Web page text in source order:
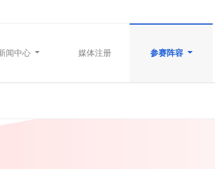
闻中心 媒体注册 参赛阵容